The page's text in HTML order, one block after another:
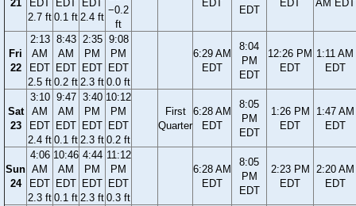
21
EDT
2.7 ft
EDT
0.1 ft
EDT
2.4 ft
−0.2
ft
EDT
EDT
EDT
AM EDT
Fri
22
2:13
AM
EDT
2.5 ft
8:43
AM
EDT
0.2 ft
2:35
PM
EDT
2.3 ft
9:08
PM
EDT
0.0 ft
6:29 AM
EDT
8:04
PM
EDT
12:26 PM
EDT
1:11 AM
EDT
Sat
23
3:10
AM
EDT
2.4 ft
9:47
AM
EDT
0.1 ft
3:40
PM
EDT
2.3 ft
10:12
PM
EDT
0.2 ft
First
Quarter
6:28 AM
EDT
8:05
PM
EDT
1:26 PM
EDT
1:47 AM
EDT
Sun
24
4:06
AM
EDT
2.3 ft
10:46
AM
EDT
0.1 ft
4:44
PM
EDT
2.3 ft
11:12
PM
EDT
0.3 ft
6:28 AM
EDT
8:05
PM
EDT
2:23 PM
EDT
2:20 AM
EDT